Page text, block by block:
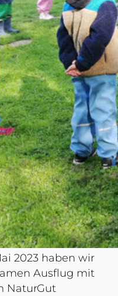
2023 haben wir
Ausflug mit
NaturGut